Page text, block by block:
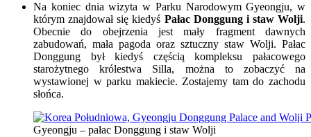
Na koniec dnia wizyta w Parku Narodowym Gyeongju, w
którym znajdował się kiedyś Pałac Donggung i staw Wolji.
Obecnie do obejrzenia jest mały fragment dawnych
zabudowań, mała pagoda oraz sztuczny staw Wolji. Pałac
Donggung był kiedyś częścią kompleksu pałacowego
starożytnego królestwa Silla, można to zobaczyć na
wystawionej w parku makiecie. Zostajemy tam do zachodu
słońca.
Gyeongju – pałac Donggung i staw Wolji